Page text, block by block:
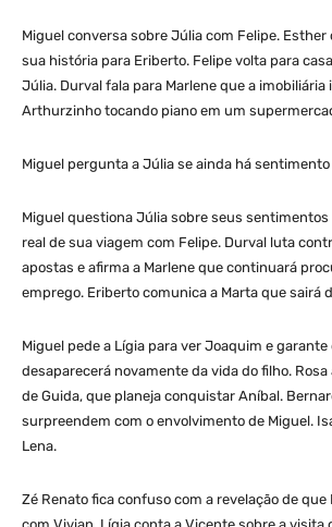
Miguel conversa sobre Júlia com Felipe.
sua história para Eriberto. Felipe volta para
Júlia. Durval fala para Marlene que a imobiliária
Arthurzinho tocando piano em um
Miguel pergunta a Júlia se ainda há sentimento
Miguel questiona Júlia sobre seus sentimentos
real de sua viagem com Felipe. Durval luta
apostas e afirma a Marlene que continuará
emprego. Eriberto comunica a Marta que sairá
Miguel pede a Lígia para ver Joaquim e garante
desaparecerá novamente da vida do filho.
de Guida, que planeja conquistar Aníbal.
surpreendem com o envolvimento de Miguel.
Lena.
Zé Renato fica confuso com a revelação de